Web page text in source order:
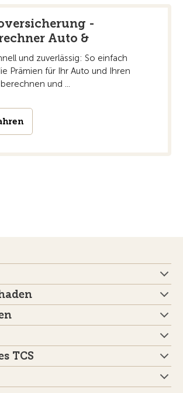
-
Auto &
und zuverlässig: So einfach
Prämien für Ihr Auto und Ihren
und ...
TCS